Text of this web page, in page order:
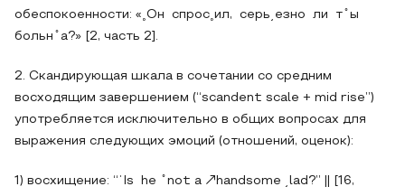
обеспокоенности: «˳Он спрос˳ил, серь͵езно ли т̊ ы
больн̊ а?» [2, часть 2].
2. Скандирующая шкала в сочетании со средним
восходящим завершением (“scandent scale + mid rise”)
употребляется исключительно в общих вопросах для
выражения следующих эмоций (отношений, оценок):
1) восхищение: “ˈIs he ̊ not a ↗handsome ͵lad?” || [16,